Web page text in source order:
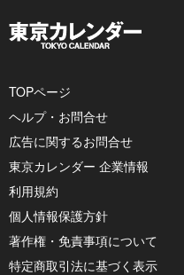
TOPページ
ヘルプ・お問合せ
広告に関するお問合せ
東京カレンダー 企業情報
利用規約
個人情報保護方針
著作権・免責事項について
特定商取引法に基づく表示